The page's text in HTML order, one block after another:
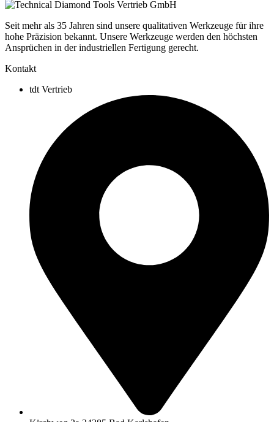
Seit mehr als 35 Jahren sind unsere qualitativen Werkzeuge für ihre
hohe Präzision bekannt. Unsere Werkzeuge werden den höchsten
Ansprüchen in der industriellen Fertigung gerecht.
Kontakt
tdt Vertrieb